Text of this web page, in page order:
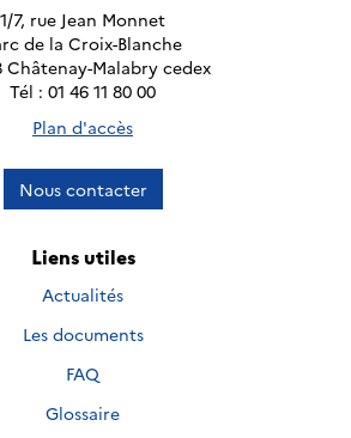
1/7, rue Jean Monnet
de la Croix-Blanche
Châtenay-Malabry cedex
Tél : 01 46 11 80 00
Plan d'accès
Nous contacter
Liens utiles
Actualités
Les documents
FAQ
Glossaire